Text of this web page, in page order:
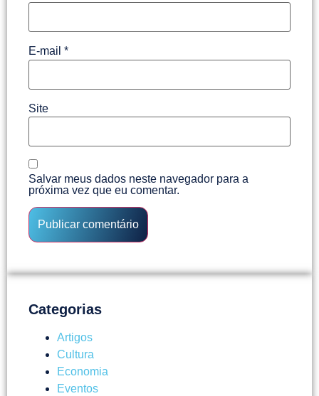
E-mail *
Site
Salvar meus dados neste navegador para a
próxima vez que eu comentar.
Categorias
Artigos
Cultura
Economia
Eventos